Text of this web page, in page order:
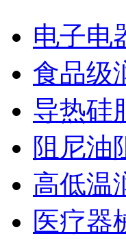
电子电
食品级
导热硅
阻尼油
高低温
医疗器